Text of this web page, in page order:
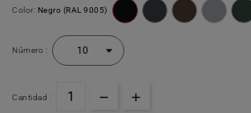
Color: Negro (RAL 9005)
Número :
Cantidad :